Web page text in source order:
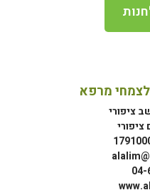
מרפא
ציפורי
04-